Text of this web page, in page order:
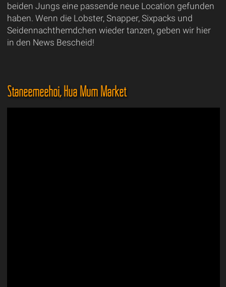
beiden Jungs eine passende neue Location gefunden
haben. Wenn die Lobster, Snapper, Sixpacks und
Seidennachthemdchen wieder tanzen, geben wir hier
in den News Bescheid!
Staneemeehoi, Hua Mum Market